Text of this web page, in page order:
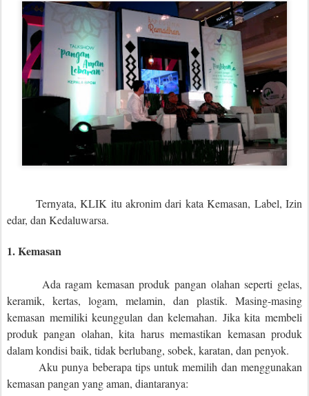
Ternyata, KLIK itu akronim dari kata Kemasan, Label, Izin
edar, dan Kedaluwarsa.
1. Kemasan
Ada ragam kemasan produk pangan olahan seperti gelas,
keramik, kertas, logam, melamin, dan plastik. Masing-masing
kemasan memiliki keunggulan dan kelemahan. Jika kita membeli
produk pangan olahan, kita harus memastikan kemasan produk
dalam kondisi baik, tidak berlubang, sobek, karatan, dan penyok.
Aku punya beberapa tips untuk memilih dan menggunakan
kemasan pangan yang aman, diantaranya: